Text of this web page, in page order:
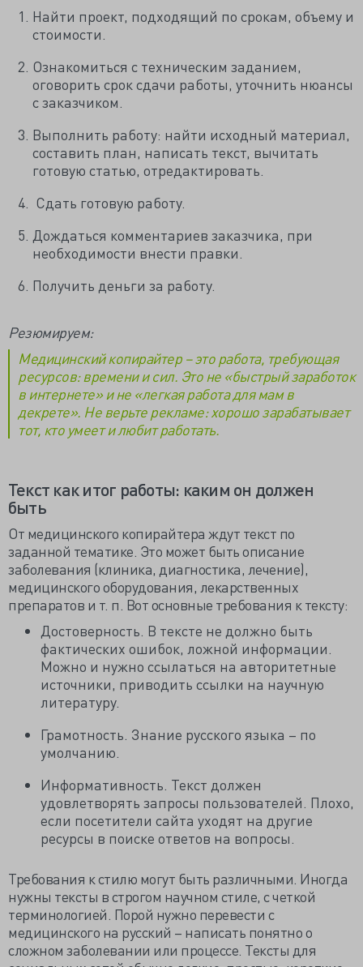
Найти проект, подходящий по срокам, объему и
стоимости.
Ознакомиться с техническим заданием,
оговорить срок сдачи работы, уточнить нюансы
с заказчиком.
Выполнить работу: найти исходный материал,
составить план, написать текст, вычитать
готовую статью, отредактировать.
Сдать готовую работу.
Дождаться комментариев заказчика, при
необходимости внести правки.
Получить деньги за работу.
Резюмируем:
Медицинский копирайтер – это работа, требующая
ресурсов: времени и сил. Это не «быстрый заработок
в интернете» и не «легкая работа для мам в
декрете». Не верьте рекламе: хорошо зарабатывает
тот, кто умеет и любит работать.
Текст как итог работы: каким он должен
быть
От медицинского копирайтера ждут текст по
заданной тематике. Это может быть описание
заболевания (клиника, диагностика, лечение),
медицинского оборудования, лекарственных
препаратов и т. п. Вот основные требования к тексту:
Достоверность. В тексте не должно быть
фактических ошибок, ложной информации.
Можно и нужно ссылаться на авторитетные
источники, приводить ссылки на научную
литературу.
Грамотность. Знание русского языка – по
умолчанию.
Информативность. Текст должен
удовлетворять запросы пользователей. Плохо,
если посетители сайта уходят на другие
ресурсы в поиске ответов на вопросы.
Требования к стилю могут быть различными. Иногда
нужны тексты в строгом научном стиле, с четкой
терминологией. Порой нужно перевести с
медицинского на русский – написать понятно о
сложном заболевании или процессе. Тексты для